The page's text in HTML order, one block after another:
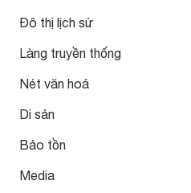
Đô thị lịch sử
Làng truyền thống
Nét văn hoá
Di sản
Bảo tồn
Media